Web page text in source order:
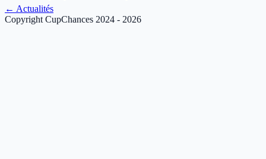
← Actualités
Copyright CupChances 2024 - 2026